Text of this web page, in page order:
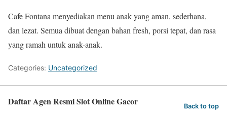
Cafe Fontana menyediakan menu anak yang aman, sederhana,
dan lezat. Semua dibuat dengan bahan fresh, porsi tepat, dan rasa
yang ramah untuk anak-anak.
Categories: Uncategorized
Daftar Agen Resmi Slot Online Gacor Back to top